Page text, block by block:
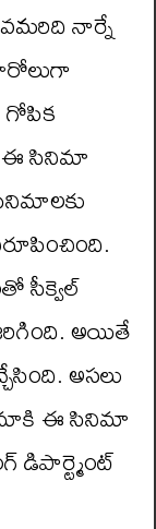
నార్నే
గోపిక
ఈ సినిమా
సీక్వెల్
అయితే
అసలు
ఈ సినిమా
డిపార్ట్మెంట్